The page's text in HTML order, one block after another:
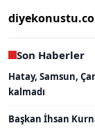
Son Haberler
Hatay, Samsun,
kalmadı
Başkan İhsan